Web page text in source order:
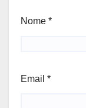
Nome *
Email *